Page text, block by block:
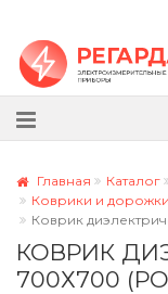
Главная Каталог
Коврики и
Коврик
КОВРИК
700Х700